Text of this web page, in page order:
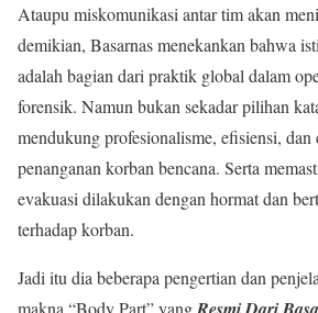
Ataupu miskomunikasi antar tim akan
demikian, Basarnas menekankan bahwa
adalah bagian dari praktik global dalam
forensik. Namun bukan sekadar pilihan
mendukung profesionalisme, efisiensi, dan
penanganan korban bencana. Serta
evakuasi dilakukan dengan hormat dan
terhadap korban.
Jadi itu dia beberapa pengertian dan
makna “Body Part” yang